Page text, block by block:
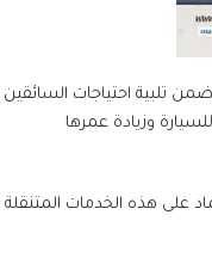
تلبية احتياجات السائقين
وزيادة عمرها
على هذه الخدمات المتنقلة